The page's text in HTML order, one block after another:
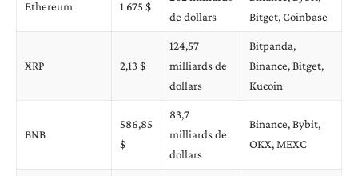
Ethereum 1 675 $
de dollars
Bitget, Coinbase
XRP 2,13 $
124,57
milliards de
dollars
Bitpanda,
Binance, Bitget,
Kucoin
BNB
586,85
$
83,7
milliards de
dollars
Binance, Bybit,
OKX, MEXC